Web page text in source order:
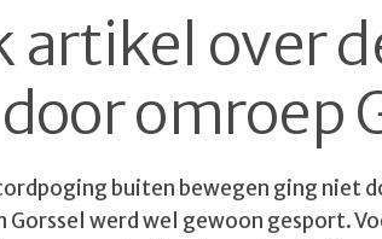
artikel over
door omroep
buiten bewegen ging niet
Gorssel werd wel gewoon gesport.